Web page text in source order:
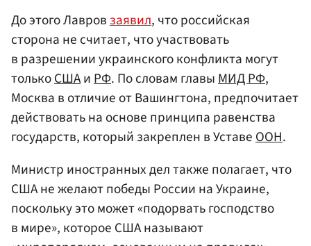
До этого Лавровзаявил, что российская
сторона не считает, что участвовать
в разрешении украинского конфликта могут
толькоСШАиРФ. По словам главыМИД РФ,
Москва в отличие от Вашингтона, предпочитает
действовать на основе принципа равенства
государств, который закреплен в УставеООН.
Министр иностранных дел также полагает, что
США не желают победы России на Украине,
поскольку это может «подорвать господство
в мире», которое США называют